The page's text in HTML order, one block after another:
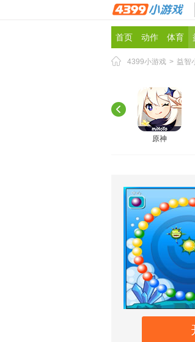
首页 动作 体育
4399小游戏 > 益智
原神